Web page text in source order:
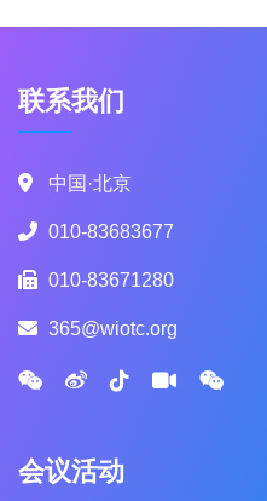
联系我们
中国·北京
010-83683677
010-83671280
365@wiotc.org
会议活动